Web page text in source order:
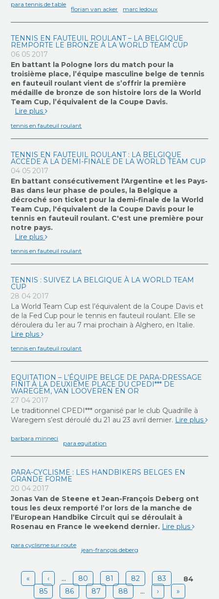
para tennis de table
florian van acker marc ledoux
TENNIS EN FAUTEUIL ROULANT – LA BELGIQUE
REMPORTE LE BRONZE À LA WORLD TEAM CUP
06 05 2017
En battant la Pologne lors du match pour la
troisième place, l’équipe masculine belge de tennis
en fauteuil roulant vient de s’offrir la première
médaille de bronze de son histoire lors de la World
Team Cup, l’équivalent de la Coupe Davis.
Lire plus
tennis en fauteuil roulant
TENNIS EN FAUTEUIL ROULANT : LA BELGIQUE
ACCÈDE À LA DEMI-FINALE DE LA WORLD TEAM CUP
04 05 2017
En battant consécutivement l'Argentine et les Pays-
Bas dans leur phase de poules, la Belgique a
décroché son ticket pour la demi-finale de la World
Team Cup, l'équivalent de la Coupe Davis pour le
tennis en fauteuil roulant. C'est une première pour
notre pays.
Lire plus
tennis en fauteuil roulant
TENNIS : SUIVEZ LA BELGIQUE À LA WORLD TEAM
CUP
28 04 2017
La World Team Cup est l’équivalent de la Coupe Davis et
de la Fed Cup pour le tennis en fauteuil roulant. Elle se
déroulera du 1er au 7 mai prochain à Alghero, en Italie.
Lire plus
tennis en fauteuil roulant
EQUITATION – L’ÉQUIPE BELGE DE PARA-DRESSAGE
FINIT À LA DEUXIÈME PLACE DU CPEDI*** DE
WAREGEM, VAN LOOVEREN EN OR
27 04 2017
Le traditionnel CPEDI*** organisé par le club Quadrille à
Waregem s’est déroulé du 21 au 23 avril dernier. Lire plus
barbara minneci
para equitation
PARA-CYCLISME : LES HANDBIKERS BELGES EN
GRANDE FORME
20 04 2017
Jonas Van de Steene et Jean-François Deberg ont
tous les deux remporté l’or lors de la manche de
l’European Handbike Circuit qui se déroulait à
Rosenau en France le weekend dernier. Lire plus
para cyclisme sur route
jean-françois deberg
Pages
« ‹ … 80 81 82 83
84
85
86 87 88 … › »